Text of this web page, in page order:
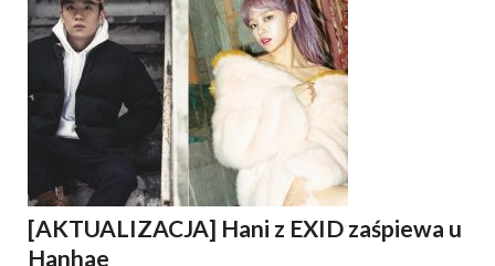
[AKTUALIZACJA] Hani z EXID zaśpiewa u
Hanhae